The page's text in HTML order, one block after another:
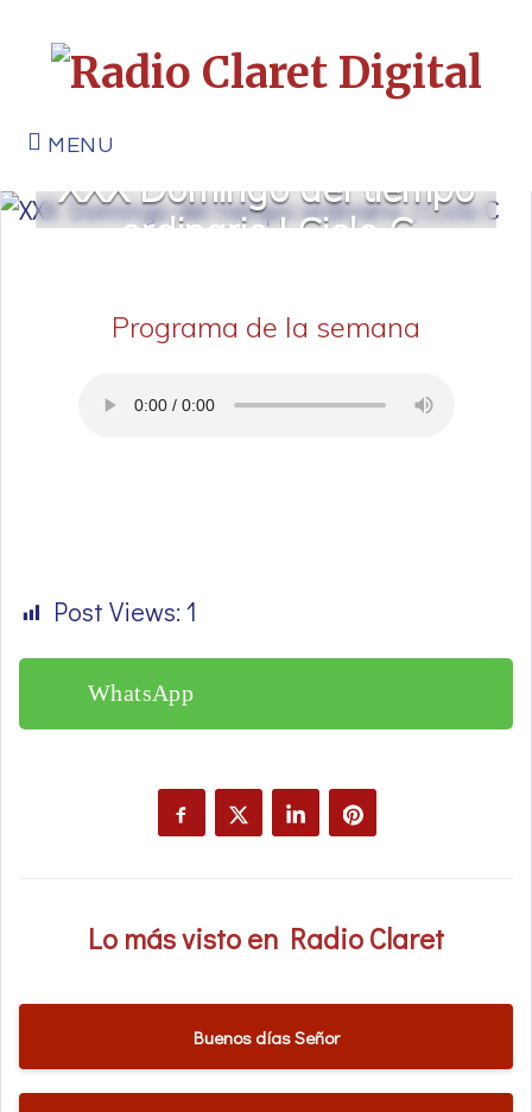
MENU
XXX Domingo del tiempo
ordinario | Ciclo C
Programa de la semana
Post Views: 1
WhatsApp
Lo más visto en Radio Claret
Buenos días Señor